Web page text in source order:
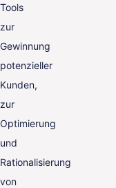
Tools
zur
Gewinnung
potenzieller
Kunden,
zur
Optimierung
und
Rationalisierung
von